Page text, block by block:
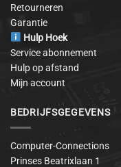
Retourneren
Garantie
Hulp Hoek
Service abonnement
Hulp op afstand
Mijn account
BEDRIJFSGEGEVENS
Computer-Connections
Prinses Beatrixlaan 1